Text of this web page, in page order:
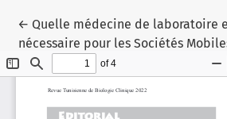
← Retourner aux informations sur
Quelle médecine de laboratoire
nécessaire pour les Sociétés